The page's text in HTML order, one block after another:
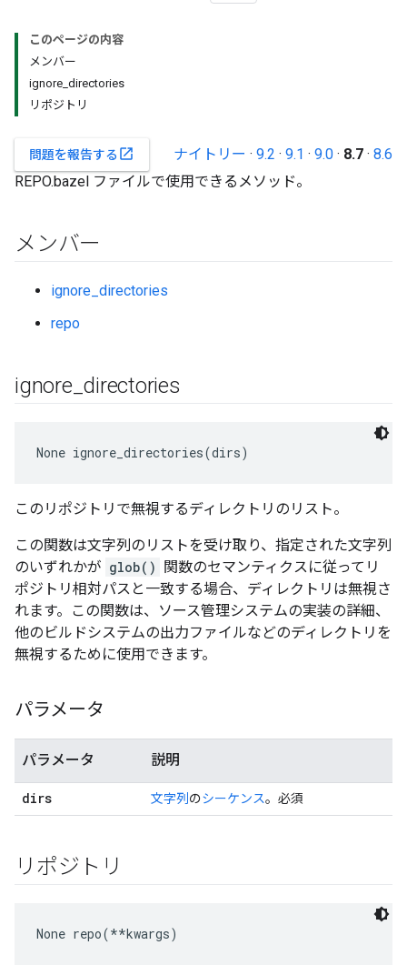
このページの内容
メンバー
ignore_directories
リポジトリ
問題を報告する open_in_new ナイトリー · 9.2 · 9.1 · 9.0 · 8.7 · 8.6
REPO.bazel ファイルで使用できるメソッド。
メンバー
ignore_directories
repo
ignore directories
None ignore_directories(dirs)
このリポジトリで無視するディレクトリのリスト。
この関数は文字列のリストを受け取り、指定された文字列
のいずれかが glob() 関数のセマンティクスに従ってリ
ポジトリ相対パスと一致する場合、ディレクトリは無視さ
れます。この関数は、ソース管理システムの実装の詳細、
他のビルドシステムの出力ファイルなどのディレクトリを
無視するために使用できます。
パラメータ
パラメータ 説明
dirs 文字列 のシーケンス。必須
リポジトリ
None repo(**kwargs)